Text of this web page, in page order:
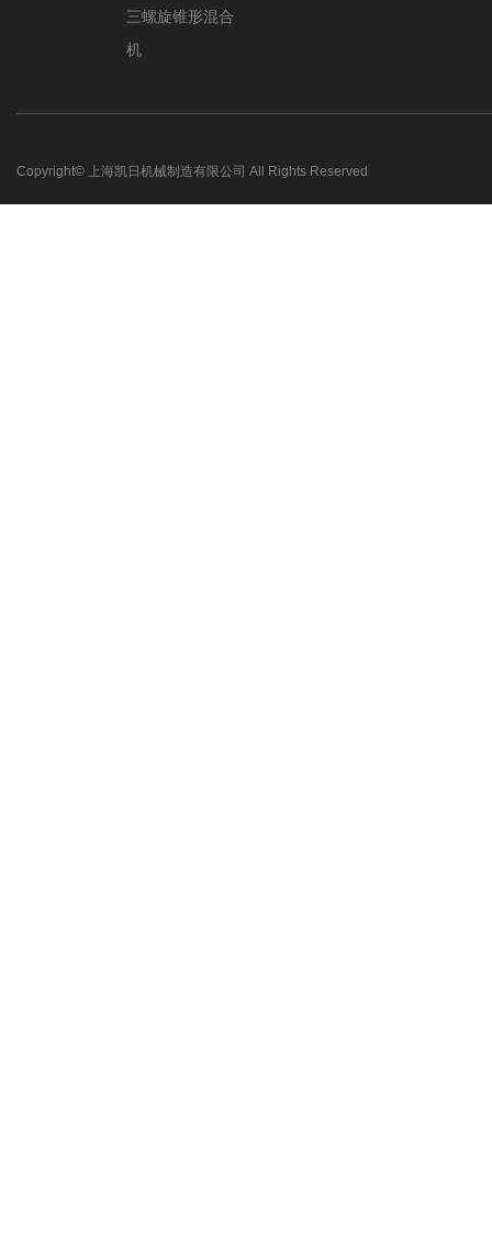
三螺旋锥形混合
机
Copyright© 上海凯日机械制造有限公司 All Rights Reserved